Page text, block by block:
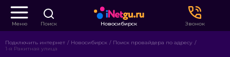
Меню Поиск Новосибирск Звонок
Подключить интернет Новосибирск
Поиск провайдера по адресу
1-я Ракитная улица